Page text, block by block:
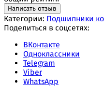
Написать отзыв
Категории: Подшипники
Поделиться в соцсетях:
ВКонтакте
Одноклассники
Telegram
Viber
WhatsApp